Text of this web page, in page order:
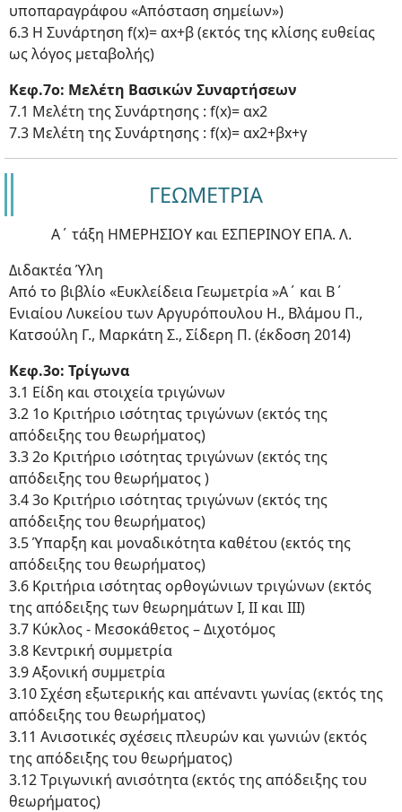
υποπαραγράφου «Απόσταση σημείων»)
6.3 Η Συνάρτηση f(x)= αx+β (εκτός της κλίσης ευθείας
ως λόγος μεταβολής)
Κεφ.7ο: Μελέτη Βασικών Συναρτήσεων
7.1 Μελέτη της Συνάρτησης : f(x)= αx2
7.3 Μελέτη της Συνάρτησης : f(x)= αx2+βx+γ
ΓΕΩΜΕΤΡΙΑ
Α΄ τάξη ΗΜΕΡΗΣΙΟΥ και ΕΣΠΕΡΙΝΟΥ ΕΠΑ. Λ.
Διδακτέα Ύλη
Από το βιβλίο «Ευκλείδεια Γεωμετρία »Α΄ και Β΄
Ενιαίου Λυκείου των Αργυρόπουλου Η., Βλάμου Π.,
Κατσούλη Γ., Μαρκάτη Σ., Σίδερη Π. (έκδοση 2014)
Κεφ.3ο: Τρίγωνα
3.1 Είδη και στοιχεία τριγώνων
3.2 1ο Κριτήριο ισότητας τριγώνων (εκτός της
απόδειξης του θεωρήματος)
3.3 2ο Κριτήριο ισότητας τριγώνων (εκτός της
απόδειξης του θεωρήματος )
3.4 3ο Κριτήριο ισότητας τριγώνων (εκτός της
απόδειξης του θεωρήματος)
3.5 Ύπαρξη και μοναδικότητα καθέτου (εκτός της
απόδειξης του θεωρήματος)
3.6 Κριτήρια ισότητας ορθογώνιων τριγώνων (εκτός
της απόδειξης των θεωρημάτων Ι, ΙΙ και ΙΙΙ)
3.7 Κύκλος - Μεσοκάθετος – Διχοτόμος
3.8 Κεντρική συμμετρία
3.9 Αξονική συμμετρία
3.10 Σχέση εξωτερικής και απέναντι γωνίας (εκτός της
απόδειξης του θεωρήματος)
3.11 Ανισοτικές σχέσεις πλευρών και γωνιών (εκτός
της απόδειξης του θεωρήματος)
3.12 Tριγωνική ανισότητα (εκτός της απόδειξης του
θεωρήματος)